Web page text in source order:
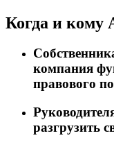
Когда и кому
компания
правового
разгрузить